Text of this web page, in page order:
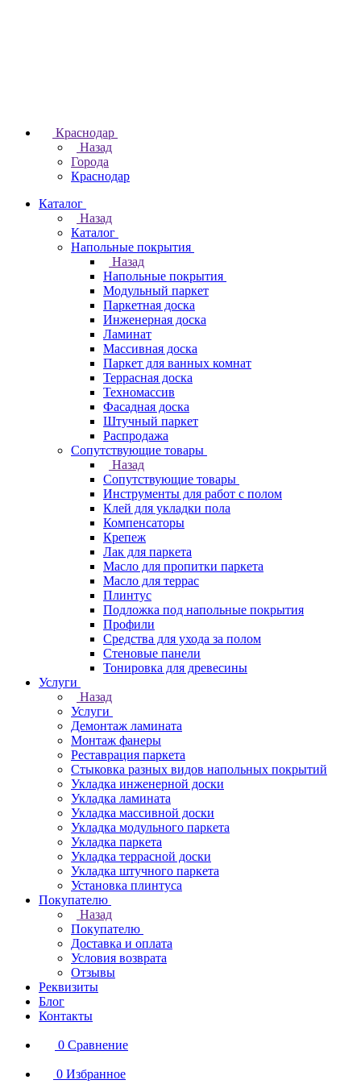
Краснодар
Назад
Города
Краснодар
Каталог
Назад
Каталог
Напольные покрытия
Назад
Напольные покрытия
Модульный паркет
Паркетная доска
Инженерная доска
Ламинат
Массивная доска
Паркет для ванных комнат
Террасная доска
Техномассив
Фасадная доска
Штучный паркет
Распродажа
Сопутствующие товары
Назад
Сопутствующие товары
Инструменты для работ с полом
Клей для укладки пола
Компенсаторы
Крепеж
Лак для паркета
Масло для пропитки паркета
Масло для террас
Плинтус
Подложка под напольные покрытия
Профили
Средства для ухода за полом
Стеновые панели
Тонировка для древесины
Услуги
Назад
Услуги
Демонтаж ламината
Монтаж фанеры
Реставрация паркета
Стыковка разных видов напольных покрытий
Укладка инженерной доски
Укладка ламината
Укладка массивной доски
Укладка модульного паркета
Укладка паркета
Укладка террасной доски
Укладка штучного паркета
Установка плинтуса
Покупателю
Назад
Покупателю
Доставка и оплата
Условия возврата
Отзывы
Реквизиты
Блог
Контакты
0 Сравнение
0 Избранное